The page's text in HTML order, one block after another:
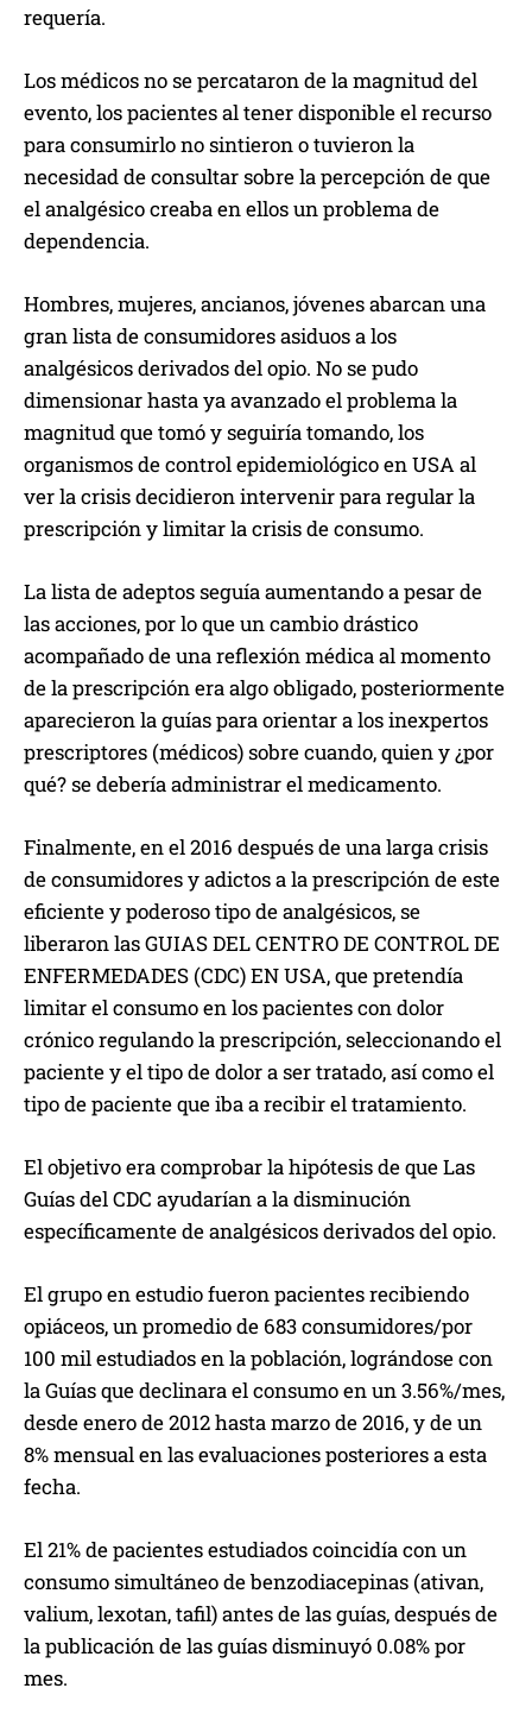
requería.
Los médicos no se percataron de la magnitud del
evento, los pacientes al tener disponible el recurso
para consumirlo no sintieron o tuvieron la
necesidad de consultar sobre la percepción de que
el analgésico creaba en ellos un problema de
dependencia.
Hombres, mujeres, ancianos, jóvenes abarcan una
gran lista de consumidores asiduos a los
analgésicos derivados del opio. No se pudo
dimensionar hasta ya avanzado el problema la
magnitud que tomó y seguiría tomando, los
organismos de control epidemiológico en USA al
ver la crisis decidieron intervenir para regular la
prescripción y limitar la crisis de consumo.
La lista de adeptos seguía aumentando a pesar de
las acciones, por lo que un cambio drástico
acompañado de una reflexión médica al momento
de la prescripción era algo obligado, posteriormente
aparecieron la guías para orientar a los inexpertos
prescriptores (médicos) sobre cuando, quien y ¿por
qué? se debería administrar el medicamento.
Finalmente, en el 2016 después de una larga crisis
de consumidores y adictos a la prescripción de este
eficiente y poderoso tipo de analgésicos, se
liberaron las GUIAS DEL CENTRO DE CONTROL DE
ENFERMEDADES (CDC) EN USA, que pretendía
limitar el consumo en los pacientes con dolor
crónico regulando la prescripción, seleccionando el
paciente y el tipo de dolor a ser tratado, así como el
tipo de paciente que iba a recibir el tratamiento.
El objetivo era comprobar la hipótesis de que Las
Guías del CDC ayudarían a la disminución
específicamente de analgésicos derivados del opio.
El grupo en estudio fueron pacientes recibiendo
opiáceos, un promedio de 683 consumidores/por
100 mil estudiados en la población, lográndose con
la Guías que declinara el consumo en un 3.56%/mes,
desde enero de 2012 hasta marzo de 2016, y de un
8% mensual en las evaluaciones posteriores a esta
fecha.
El 21% de pacientes estudiados coincidía con un
consumo simultáneo de benzodiacepinas (ativan,
valium, lexotan, tafil) antes de las guías, después de
la publicación de las guías disminuyó 0.08% por
mes.